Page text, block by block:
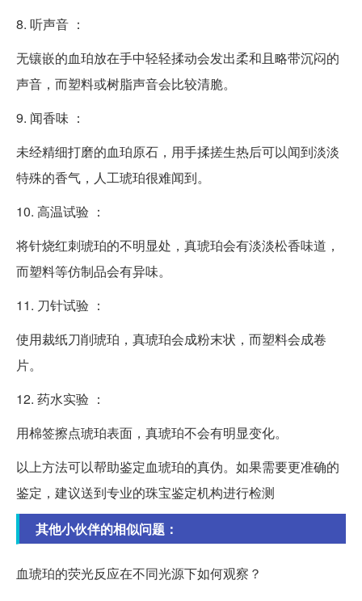
8. 听声音 ：
无镶嵌的血珀放在手中轻轻揉动会发出柔和且略带沉闷的
声音，而塑料或树脂声音会比较清脆。
9. 闻香味 ：
未经精细打磨的血珀原石，用手揉搓生热后可以闻到淡淡
特殊的香气，人工琥珀很难闻到。
10. 高温试验 ：
将针烧红刺琥珀的不明显处，真琥珀会有淡淡松香味道，
而塑料等仿制品会有异味。
11. 刀针试验 ：
使用裁纸刀削琥珀，真琥珀会成粉末状，而塑料会成卷
片。
12. 药水实验 ：
用棉签擦点琥珀表面，真琥珀不会有明显变化。
以上方法可以帮助鉴定血琥珀的真伪。如果需要更准确的
鉴定，建议送到专业的珠宝鉴定机构进行检测
其他小伙伴的相似问题：
血琥珀的荧光反应在不同光源下如何观察？